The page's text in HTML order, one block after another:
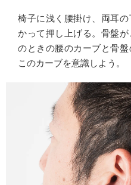
椅子に浅く腰掛け、両耳
かって押し上げる。骨盤
のときの腰のカーブと骨
このカーブを意識しよう。